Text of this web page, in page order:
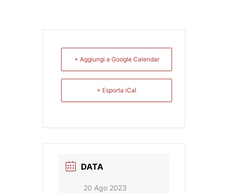
+ Aggiungi a Google Calendar
+ Esporta iCal
DATA
20 Ago 2023